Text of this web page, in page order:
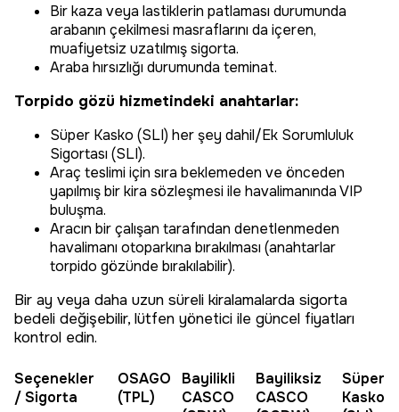
Bir kaza veya lastiklerin patlaması durumunda
arabanın çekilmesi masraflarını da içeren,
muafiyetsiz uzatılmış sigorta.
Araba hırsızlığı durumunda teminat.
Torpido gözü hizmetindeki anahtarlar:
Süper Kasko (SLI) her şey dahil/Ek Sorumluluk
Sigortası (SLI).
Araç teslimi için sıra beklemeden ve önceden
yapılmış bir kira sözleşmesi ile havalimanında VIP
buluşma.
Aracın bir çalışan tarafından denetlenmeden
havalimanı otoparkına bırakılması (anahtarlar
torpido gözünde bırakılabilir).
Bir ay veya daha uzun süreli kiralamalarda sigorta
bedeli değişebilir, lütfen yönetici ile güncel fiyatları
kontrol edin.
Seçenekler
/ Sigorta
OSAGO
(TPL)
Bayilikli
CASCO
Bayiliksiz
CASCO
Süper
Kasko